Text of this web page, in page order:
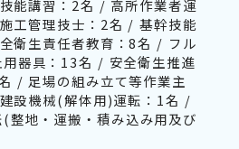
能講習：2名 / 高所作業者運
工管理技士：2名 / 基幹技能
衛生責任者教育：8名 / フル
器具：13名 / 安全衛生推進
/ 足場の組み立て等作業主
設機械(解体用)運転：1名 /
整地・運搬・積み込み用及び